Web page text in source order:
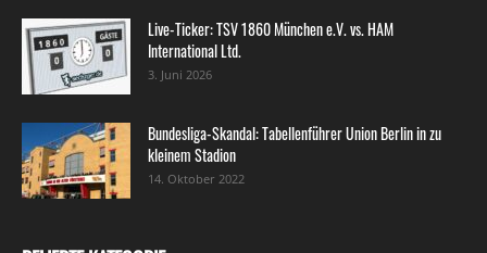
Live-Ticker: TSV 1860 München e.V. vs. HAM
International Ltd.
3. Juni 2026
Bundesliga-Skandal: Tabellenführer Union Berlin in zu
kleinem Stadion
14. Oktober 2022